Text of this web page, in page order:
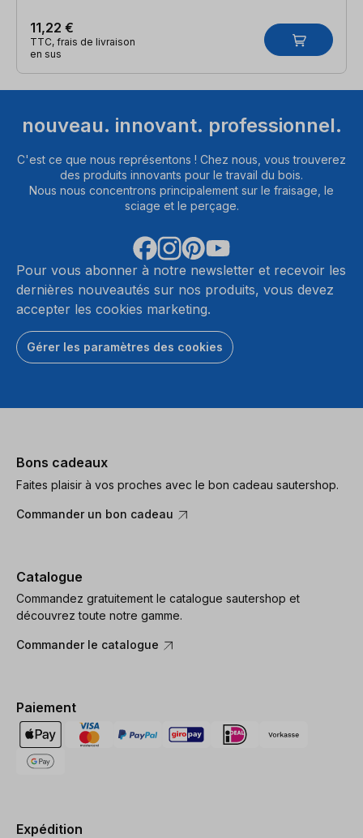
11,22 €
TTC, frais de livraison
en sus
nouveau. innovant. professionnel.
C'est ce que nous représentons ! Chez nous, vous trouverez
des produits innovants pour le travail du bois.
Nous nous concentrons principalement sur le fraisage, le
sciage et le perçage.
Pour vous abonner à notre newsletter et recevoir les
dernières nouveautés sur nos produits, vous devez
accepter les cookies marketing.
Gérer les paramètres des cookies
Bons cadeaux
Faites plaisir à vos proches avec le bon cadeau sautershop.
Commander un bon cadeau
Catalogue
Commandez gratuitement le catalogue sautershop et
découvrez toute notre gamme.
Commander le catalogue
Paiement
Expédition